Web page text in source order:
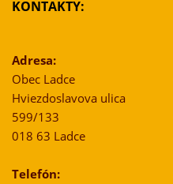
KONTAKTY:
Adresa:
Obec Ladce
Hviezdoslavova ulica
599/133
018 63 Ladce
Telefón: